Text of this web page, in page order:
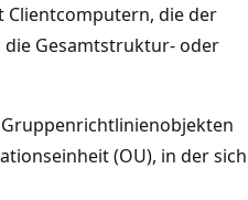
Clientcomputern, die der
Gesamtstruktur- oder
(OU), in der sich